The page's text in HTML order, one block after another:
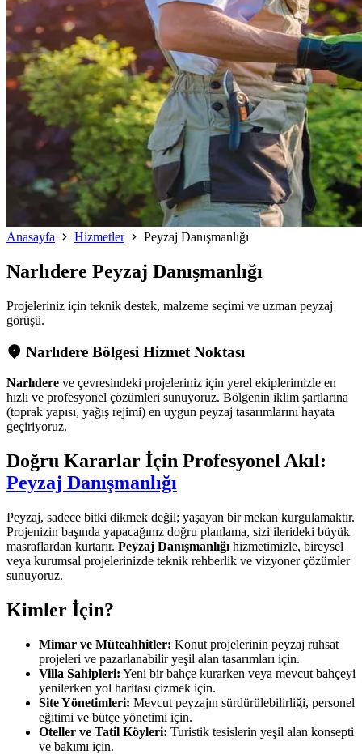
Anasayfa Hizmetler Peyzaj Danışmanlığı
Narlıdere Peyzaj Danışmanlığı
Projeleriniz için teknik destek, malzeme seçimi ve uzman peyzaj
görüşü.
Narlıdere Bölgesi Hizmet Noktası
Narlıdere ve çevresindeki projeleriniz için yerel ekiplerimizle en
hızlı ve profesyonel çözümleri sunuyoruz. Bölgenin iklim şartlarına
(toprak yapısı, yağış rejimi) en uygun peyzaj tasarımlarını hayata
geçiriyoruz.
Doğru Kararlar İçin Profesyonel Akıl:
Peyzaj Danışmanlığı
Peyzaj, sadece bitki dikmek değil; yaşayan bir mekan kurgulamaktır.
Projenizin başında yapacağınız doğru planlama, sizi ilerideki büyük
masraflardan kurtarır. Peyzaj Danışmanlığı hizmetimizle, bireysel
veya kurumsal projelerinizde teknik rehberlik ve vizyoner çözümler
sunuyoruz.
Kimler İçin?
Mimar ve Müteahhitler: Konut projelerinin peyzaj ruhsat
projeleri ve pazarlanabilir yeşil alan tasarımları için.
Villa Sahipleri: Yeni bir bahçe kurarken veya mevcut bahçeyi
yenilerken yol haritası çizmek için.
Site Yönetimleri: Mevcut peyzajın sürdürülebilirliği, personel
eğitimi ve bütçe yönetimi için.
Oteller ve Tatil Köyleri: Turistik tesislerin yeşil alan konsepti
ve bakımı için.